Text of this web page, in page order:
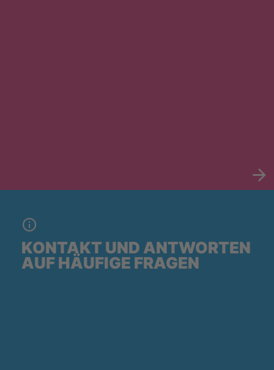
KONTAKT UND ANTWORTEN
AUF HÄUFIGE FRAGEN